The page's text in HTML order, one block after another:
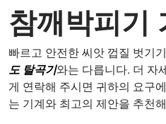
참깨박피기
빠르고 안전한 씨앗 껍질 벗기
도 탈곡기와는 다릅니다. 더 자
게 연락해 주시면 귀하의 요구
는 기계와 최고의 제안을 추천